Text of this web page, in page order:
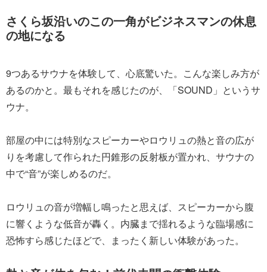
さくら坂沿いのこの一角がビジネスマンの休息
の地になる
9つあるサウナを体験して、心底驚いた。こんな楽しみ方が
あるのかと。最もそれを感じたのが、「SOUND」というサ
ウナ。
部屋の中には特別なスピーカーやロウリュの熱と音の広が
りを考慮して作られた円錐形の反射板が置かれ、サウナの
中で“音”が楽しめるのだ。
ロウリュの音が増幅し鳴ったと思えば、スピーカーから腹
に響くような低音が轟く。内臓まで揺れるような臨場感に
恐怖すら感じたほどで、まったく新しい体験があった。